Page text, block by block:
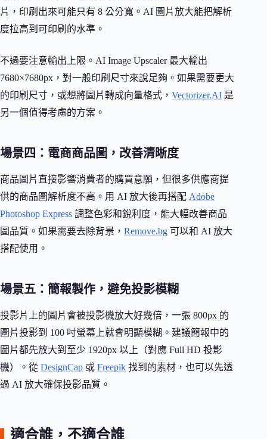
片，印刷出來可能只有 8 公分寬。AI 圖片放大能把解析
度拉高到可印刷的水準。
不過要注意輸出上限。AI Image Upscaler 最大輸出
7680×7680px，對一般印刷尺寸來說足夠。如果需要更大
的印刷尺寸，或想將圖片轉成向量格式， Vectorizer.AI 是
另一個值得考慮的方案。
場景四：電商商品圖，改善清晰度
商品圖片直接影響消費者的購買意願，但很多供應商提
供的商品圖解析度不高。用 AI 放大後再搭配 Adobe
Photoshop Express 調整色彩和銳利度，能大幅改善商品
圖品質。如果需要去除背景， Remove.bg 可以和 AI 放大
搭配使用。
場景五：簡報製作，避免投影模糊
投影片上的圖片會被投影機放大好幾倍，一張 800px 的
圖片投影到 100 吋螢幕上就會明顯模糊。建議簡報中的
圖片都先放大到至少 1920px 以上（對應 Full HD 投影
機）。從 DesignCap 或 Freepik 找到的素材，也可以先透
過 AI 放大確保投影品質。
適合誰，不適合誰